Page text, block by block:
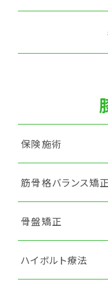
保険施術
筋骨格バランス矯正
骨盤矯正
ハイボルト療法